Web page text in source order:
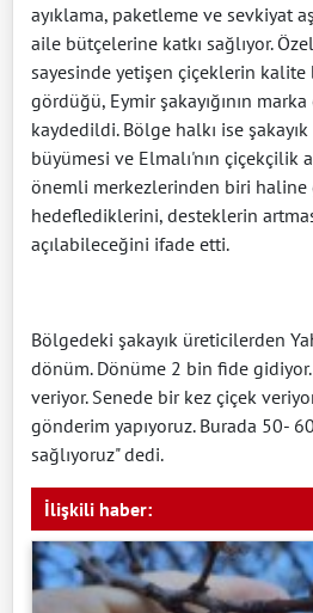
ayıklama, paketleme ve sevkiyat
aile bütçelerine katkı sağlıyor.
sayesinde yetişen çiçeklerin kalite
gördüğü, Eymir şakayığının
kaydedildi. Bölge halkı ise
büyümesi ve Elmalı'nın çiçekçilik
önemli merkezlerinden biri haline
hedeflediklerini, desteklerin
açılabileceğini ifade etti.
Bölgedeki şakayık üreticilerden
dönüm. Dönüme 2 bin fide
veriyor. Senede bir kez çiçek
gönderim yapıyoruz. Burada 50-
sağlıyoruz" dedi.
İlişkili haber: